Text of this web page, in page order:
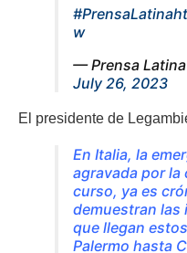
#PrensaLatina
w
— Prensa
July 26, 2023
El presidente de
En Italia, la
agravada por la
curso, ya es
demuestran las
que llegan
Palermo hasta